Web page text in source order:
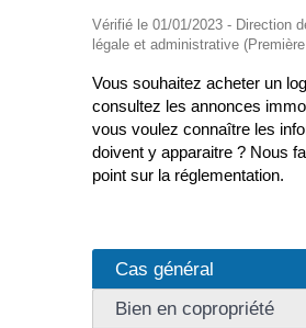
Vérifié le 01/01/2023 - Direction
légale et administrative
Vous souhaitez acheter un
consultez les annonces
vous voulez connaître les
doivent y apparaitre ? Nous
point sur la réglementation.
Cas général
Bien en copropriété